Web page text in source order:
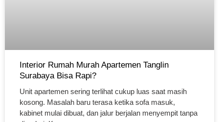
Interior Rumah Murah Apartemen Tanglin
Surabaya Bisa Rapi?
Unit apartemen sering terlihat cukup luas saat masih
kosong. Masalah baru terasa ketika sofa masuk,
kabinet mulai dibuat, dan jalur berjalan menyempit tanpa